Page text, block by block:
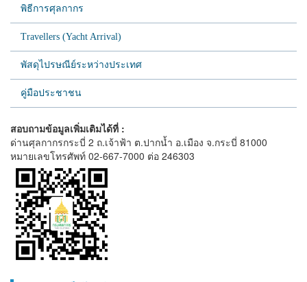
พิธีการศุลกากร
Travellers (Yacht Arrival)
พัสดุไปรษณีย์ระหว่างประเทศ
คู่มือประชาชน
สอบถามข้อมูลเพิ่มเติมได้ที่ :
ด่านศุลกากรกระบี่ 2 ถ.เจ้าฟ้า ต.ปากน้ำ อ.เมือง จ.กระบี่ 81000
หมายเลขโทรศัพท์ 02-667-7000 ต่อ 246303